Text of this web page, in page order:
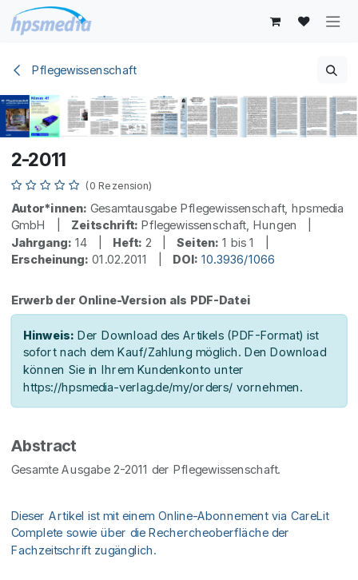
Zum Inhalt springen
Pflegewissenschaft
2-2011
(0 Rezension)
Autor*innen: Gesamtausgabe Pflegewissenschaft, hpsmedia
GmbH | Zeitschrift: Pflegewissenschaft, Hungen |
Jahrgang: 14 | Heft: 2 |Seiten: 1 bis 1 |
Erscheinung: 01.02.2011 | DOI: 10.3936/1066
Erwerb der Online-Version als PDF-Datei
Hinweis: Der Download des Artikels (PDF-Format) ist
sofort nach dem Kauf/Zahlung möglich. Den Download
können Sie in Ihrem Kundenkonto unter
https://hpsmedia-verlag.de/my/orders/ vornehmen.
Abstract
Gesamte Ausgabe 2-2011 der Pflegewissenschaft.
Dieser Artikel ist mit einem Online-Abonnement via CareLit
Complete sowie über die Rechercheoberfläche der
Fachzeitschrift zugänglich.